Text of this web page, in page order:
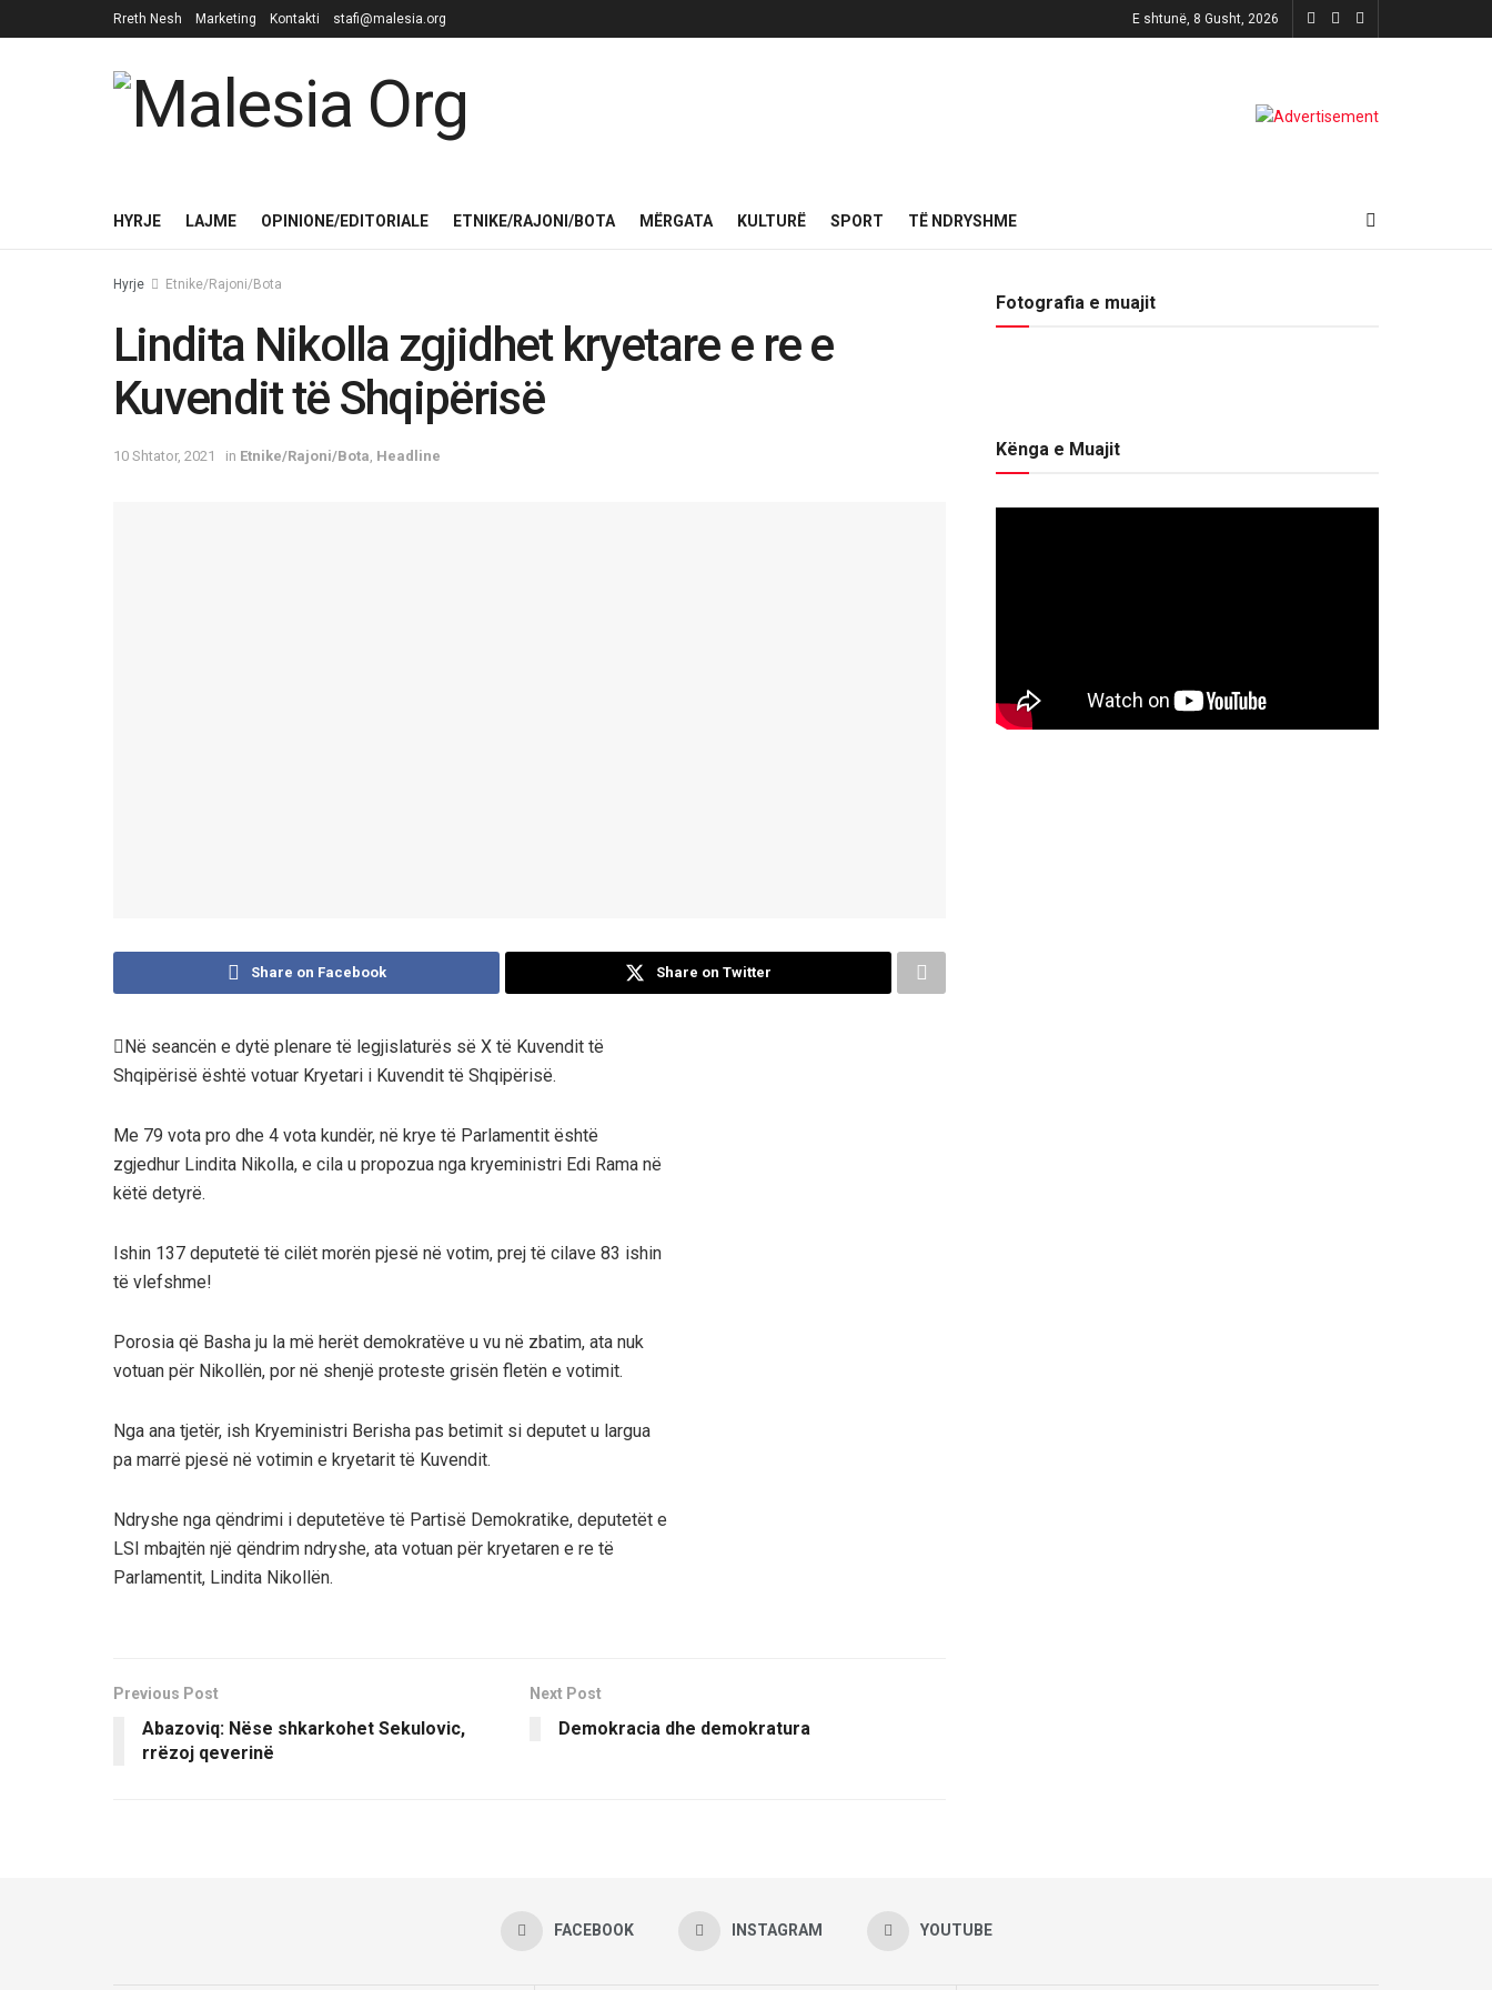
Rreth Nesh Marketing Kontakti stafi@malesia.org E shtunë, 8 Gusht, 2026
HYRJE LAJME OPINIONE/EDITORIALE ETNIKE/RAJONI/BOTA MËRGATA KULTURË SPORT TË NDRYSHME
Hyrje Etnike/Rajoni/Bota
Lindita Nikolla zgjidhet kryetare e re e
Kuvendit të Shqipërisë
10 Shtator, 2021 in Etnike/Rajoni/Bota Headline
Share on Facebook Share on Twitter
Në seancën e dytë plenare të legjislaturës së X të Kuvendit të
Shqipërisë është votuar Kryetari i Kuvendit të Shqipërisë.
Me 79 vota pro dhe 4 vota kundër, në krye të Parlamentit është
zgjedhur Lindita Nikolla, e cila u propozua nga kryeministri Edi Rama në
këtë detyrë.
Ishin 137 deputetë të cilët morën pjesë në votim, prej të cilave 83 ishin
të vlefshme!
Porosia që Basha ju la më herët demokratëve u vu në zbatim, ata nuk
votuan për Nikollën, por në shenjë proteste grisën fletën e votimit.
Nga ana tjetër, ish Kryeministri Berisha pas betimit si deputet u largua
pa marrë pjesë në votimin e kryetarit të Kuvendit.
Ndryshe nga qëndrimi i deputetëve të Partisë Demokratike, deputetët e
LSI mbajtën një qëndrim ndryshe, ata votuan për kryetaren e re të
Parlamentit, Lindita Nikollën.
Previous Post
Abazoviq: Nëse shkarkohet Sekulovic,
rrëzoj qeverinë
Next Post
Demokracia dhe demokratura
Fotografia e muajit
Kënga e Muajit
FACEBOOK INSTAGRAM YOUTUBE